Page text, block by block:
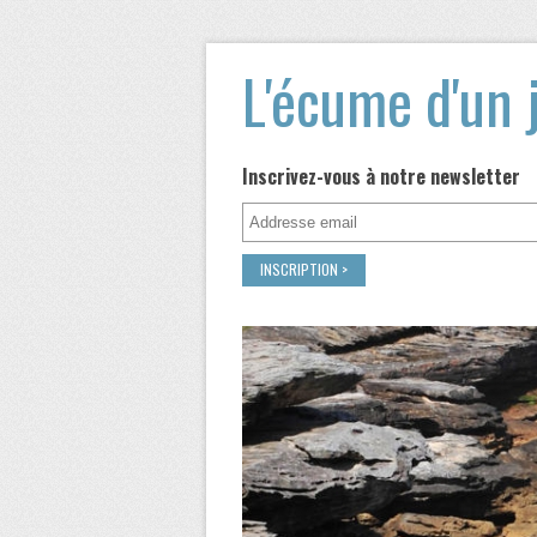
L'écume
Inscrivez-vous à notre newsletter